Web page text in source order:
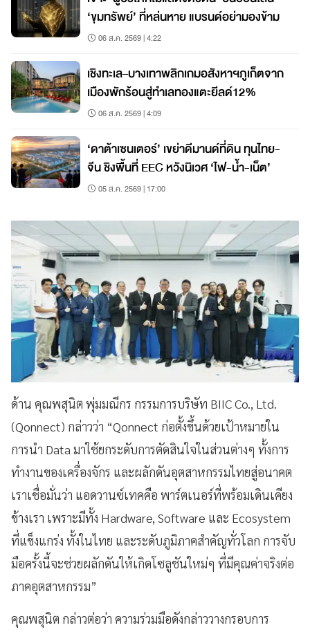
‘ขุมทรัพย์’ ที่หล่นหาย แบรนด์อย่ามองข้าม
06 ส.ค. 2569 | 4:22
เชิงทะเล–บางเทาพลิกเกมอสังหาฯภูเก็ตจาก
เมืองพักร้อนสู่ทำเลทองแตะยีลด์12%
06 ส.ค. 2569 | 4:09
‘ดาต้าเซนเตอร์’ เขย่าดีมานด์ที่ดิน ทุนไทย-
จีน ชิงพื้นที่ EEC หวังนิเวศ ‘ไฟ-น้ำ-เน็ต’
05 ส.ค. 2569 | 17:00
ด้าน คุณพสุนิต พุ่มมณีกร กรรมการบริษัท BIIC Co., Ltd.
(Qonnect) กล่าวว่า “Qonnect ก่อตั้งขึ้นด้วยเป้าหมายใน
การนำ Data มาใช้ยกระดับการตัดสินใจในส่วนต่างๆ ทั้งการ
ทำงานของเครื่องจักร และผลักดันอุตสาหกรรมไทยสู่อนาคต
เราเชื่อมั่นว่า แอดวานซ์เทคคือ พาร์ตเนอร์ที่พร้อมเดินเคียง
ข้างเรา เพราะมีทั้ง Hardware, Software และ Ecosystem
ที่แข็งแกร่ง ทั้งในไทย และระดับภูมิภาคสำคัญทั่วโลก การจับ
มือครั้งนี้จะช่วยผลักดันให้เกิดโซลูชันใหม่ๆ ที่มีคุณค่าจริงต่อ
ภาคอุตสาหกรรม”
คุณพสุนิต กล่าวต่อว่า ความร่วมมือดังกล่าววางกรอบการ